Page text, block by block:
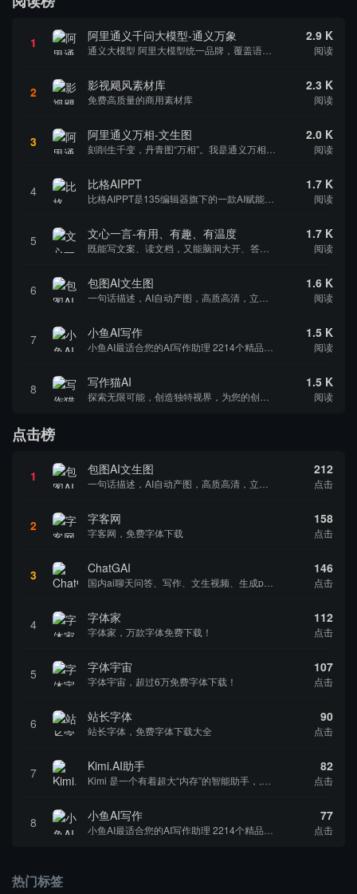
1 阿里通义千问大模型-通义万象 2.9 K
阅读
2 影视飓风素材库
免费高质量的商用素材库
2.3 K
阅读
3 阿里通义万相-文生图 2.0 K
阅读
4 比格AIPPT 1.7 K
阅读
5 文心一言-有用、有趣、有温度 1.7 K
阅读
6 包图AI文生图 1.6 K
阅读
7 小鱼AI写作 1.5 K
阅读
8 写作猫AI 1.5 K
阅读
点击榜
1 包图AI文生图 212
点击
2 字客网
字客网，免费字体下载
158
点击
3 ChatGAI 146
点击
4 字体家
字体家，万款字体免费下载！
112
点击
5 字体宇宙
字体宇宙，超过6万免费字体下载！
107
点击
6 站长字体
站长字体，免费字体下载大全
90
点击
7 Kimi.AI助手 82
点击
8 小鱼AI写作 77
点击
热门标签